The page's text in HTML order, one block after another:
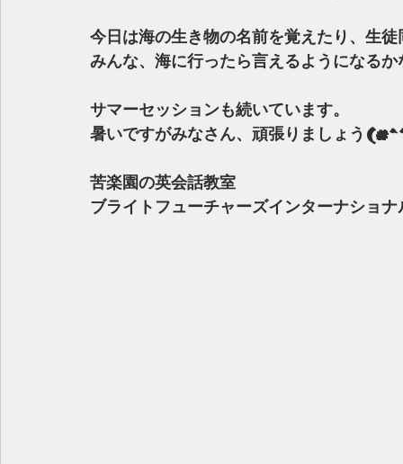
今日は海の生き物の名前を覚えたり、生
みんな、海に行ったら言えるようになるか
サマーセッションも続いています。
暑いですがみなさん、頑張りましょう
苦楽園の英会話教室
ブライトフューチャーズインターナショナ